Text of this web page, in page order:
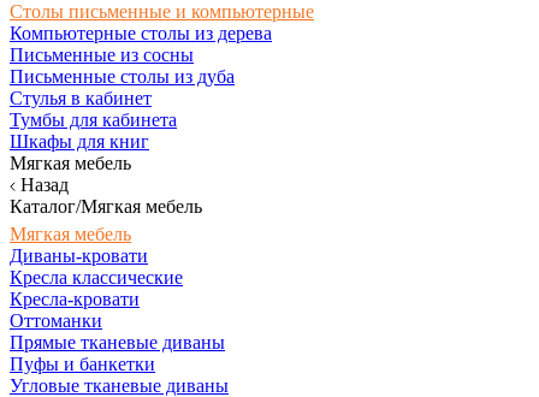
Столы письменные и компьютерные
Компьютерные столы из дерева
Письменные из сосны
Письменные столы из дуба
Стулья в кабинет
Тумбы для кабинета
Шкафы для книг
Мягкая мебель
Назад
Каталог/Мягкая мебель
Мягкая мебель
Диваны-кровати
Кресла классические
Кресла-кровати
Оттоманки
Прямые тканевые диваны
Пуфы и банкетки
Угловые тканевые диваны